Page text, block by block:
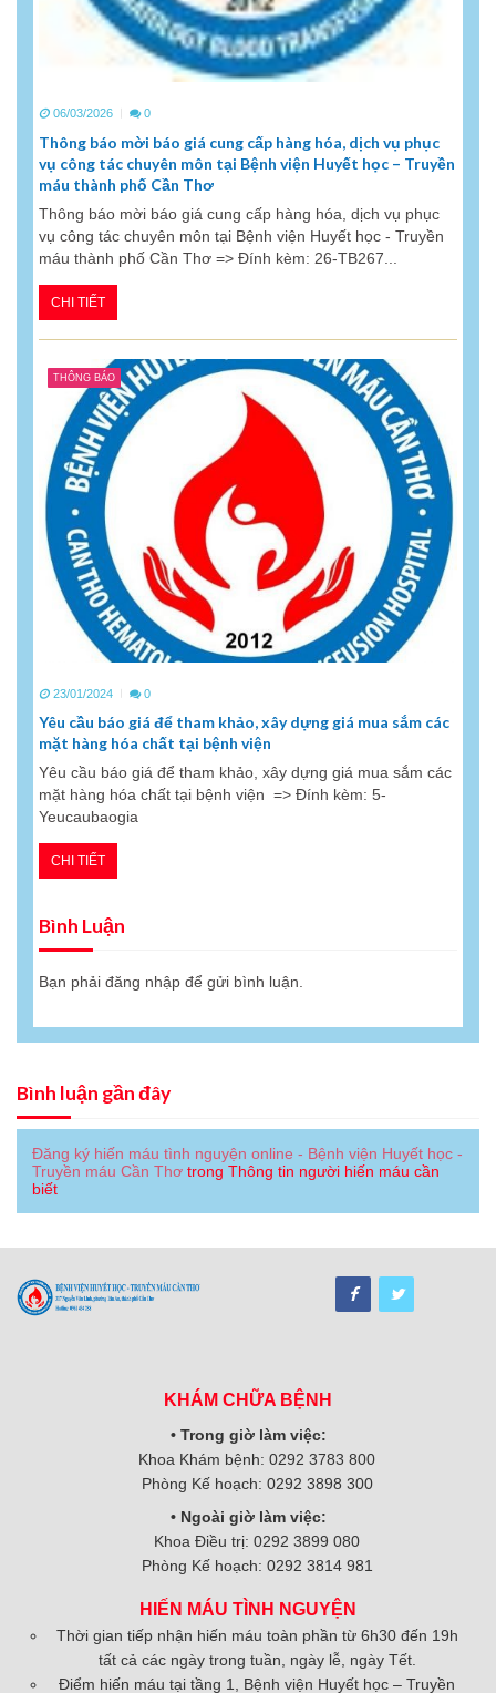
06/03/2026 0
Thông báo mời báo giá cung cấp hàng hóa, dịch vụ phục
vụ công tác chuyên môn tại Bệnh viện Huyết học – Truyền
máu thành phố Cần Thơ
Thông báo mời báo giá cung cấp hàng hóa, dịch vụ phục
vụ công tác chuyên môn tại Bệnh viện Huyết học - Truyền
máu thành phố Cần Thơ => Đính kèm: 26-TB267...
CHI TIẾT
THÔNG BÁO
23/01/2024 0
Yêu cầu báo giá để tham khảo, xây dựng giá mua sắm các
mặt hàng hóa chất tại bệnh viện
Yêu cầu báo giá để tham khảo, xây dựng giá mua sắm các
mặt hàng hóa chất tại bệnh viện => Đính kèm: 5-
Yeucaubaogia
CHI TIẾT
Bình Luận
Bạn phải đăng nhập để gửi bình luận.
Bình luận gần đây
Đăng ký hiến máu tình nguyện online - Bệnh viện Huyết học -
Truyền máu Cần Thơ trong Thông tin người hiến máu cần
biết
KHÁM CHỮA BỆNH
• Trong giờ làm việc:
Khoa Khám bệnh: 0292 3783 800
Phòng Kế hoạch: 0292 3898 300
• Ngoài giờ làm việc:
Khoa Điều trị: 0292 3899 080
Phòng Kế hoạch: 0292 3814 981
HIẾN MÁU TÌNH NGUYỆN
Thời gian tiếp nhận hiến máu toàn phần từ 6h30 đến 19h
tất cả các ngày trong tuần, ngày lễ, ngày Tết.
Điểm hiến máu tại tầng 1, Bệnh viện Huyết học – Truyền